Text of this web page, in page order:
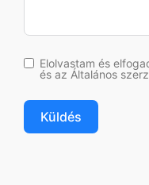
Elolvastam és
és az Általános
Küldés